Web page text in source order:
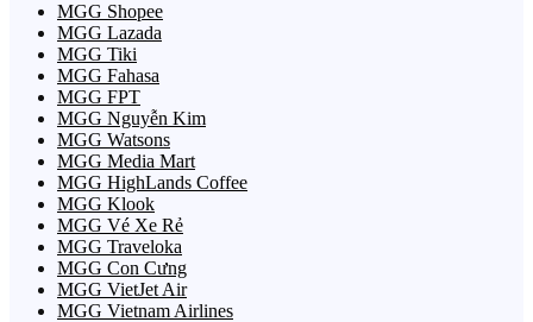
MGG Shopee
MGG Lazada
MGG Tiki
MGG Fahasa
MGG FPT
MGG Nguyễn Kim
MGG Watsons
MGG Media Mart
MGG HighLands Coffee
MGG Klook
MGG Vé Xe Rẻ
MGG Traveloka
MGG Con Cưng
MGG VietJet Air
MGG Vietnam Airlines